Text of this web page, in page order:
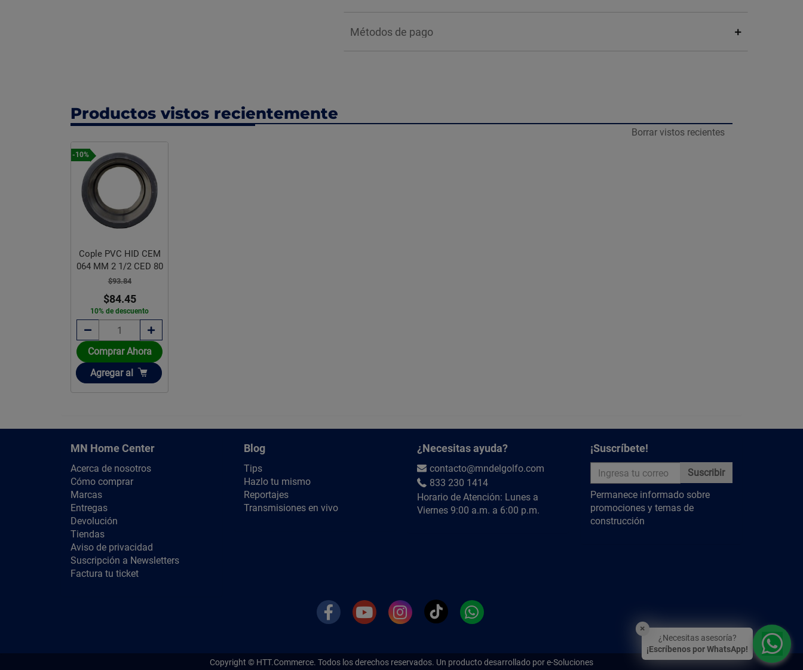
Métodos de pago
Productos vistos recientemente
Borrar vistos recientes
-10%
Cople PVC HID CEM
064 MM 2 1/2 CED 80
$93.84
$84.45
10% de descuento
Comprar Ahora
Añadir
Agregar al
MN Home Center
Acerca de nosotros
Cómo comprar
Marcas
Entregas
Devolución
Tiendas
Aviso de privacidad
Suscripción a Newsletters
Factura tu ticket
Blog
Tips
Hazlo tu mismo
Reportajes
Transmisiones en vivo
¿Necesitas ayuda?
contacto@mndelgolfo.com
833 230 1414
Horario de Atención: Lunes a
Viernes 9:00 a.m. a 6:00 p.m.
¡Suscríbete!
Suscribir
Permanece informado sobre
promociones y temas de
construcción
Copyright © HTT.Commerce. Todos los derechos reservados. Un producto desarrollado por e-Soluciones
×
¿Necesitas asesoría?
¡Escríbenos por WhatsApp!